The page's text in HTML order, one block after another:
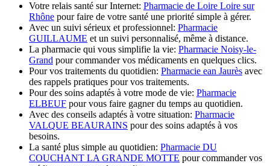
Votre relais santé sur Internet: Pharmacie de Loire Loire sur
Rhône pour faire de votre santé une priorité simple à gérer.
Avec un suivi sérieux et professionnel: Pharmacie
GUILLAUME et un suivi personnalisé, même à distance.
La pharmacie qui vous simplifie la vie: Pharmacie Noisy-le-
Grand pour commander vos médicaments en quelques clics.
Pour vos traitements du quotidien: Pharmacie ean Jaurès avec
des rappels pratiques pour vos traitements.
Pour des soins adaptés à votre mode de vie: Pharmacie
ELBEUF pour vous faire gagner du temps au quotidien.
Avec des conseils adaptés à votre situation: Pharmacie
VALQUE BEAURAINS pour des soins adaptés à vos
besoins.
La santé plus simple au quotidien: Pharmacie DU
COUCHANT LA GRANDE MOTTE pour commander vos